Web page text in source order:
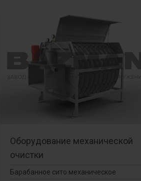
Оборудование механической
очистки
Барабанное сито механическое